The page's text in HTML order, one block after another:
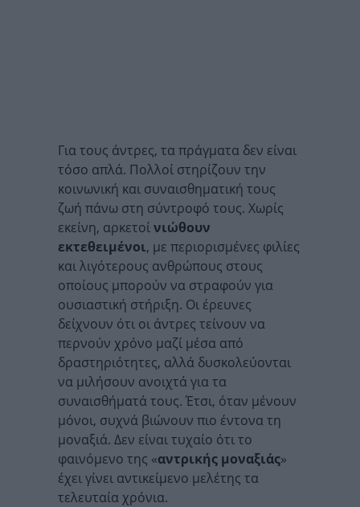
Για τους άντρες, τα πράγματα δεν είναι
τόσο απλά. Πολλοί στηρίζουν την
κοινωνική και συναισθηματική τους
ζωή πάνω στη σύντροφό τους. Χωρίς
εκείνη, αρκετοίνιώθουν
εκτεθειμένοι, με περιορισμένες φιλίες
και λιγότερους ανθρώπους στους
οποίους μπορούν να στραφούν για
ουσιαστική στήριξη. Οι έρευνες
δείχνουν ότι οι άντρες τείνουν να
περνούν χρόνο μαζί μέσα από
δραστηριότητες, αλλά δυσκολεύονται
να μιλήσουν ανοιχτά για τα
συναισθήματά τους. Έτσι, όταν μένουν
μόνοι, συχνά βιώνουν πιο έντονα τη
μοναξιά. Δεν είναι τυχαίο ότι το
φαινόμενο της «αντρικής μοναξιάς»
έχει γίνει αντικείμενο μελέτης τα
τελευταία χρόνια.